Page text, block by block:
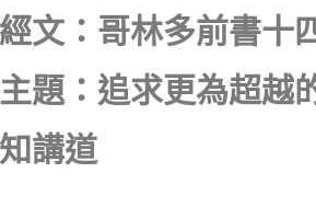
經文：哥林多前書十
主題：追求更為超越
知講道